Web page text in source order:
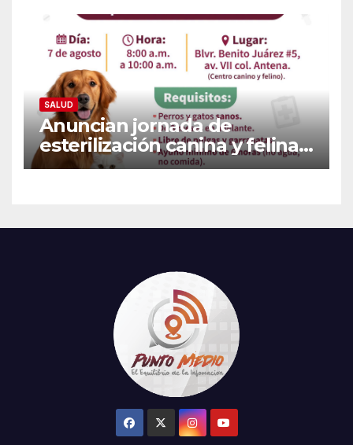
SALUD
Anuncian jornada de
esterilización canina y felina
en Guaymas este 7 de